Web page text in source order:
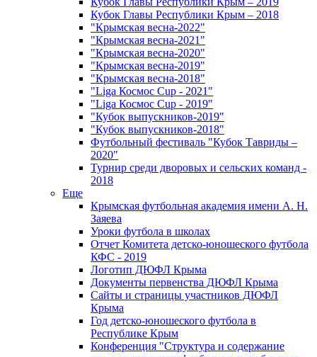
Кубок Главы Республики Крым – 2018
"Крымская весна-2022"
"Крымская весна-2021"
"Крымская весна-2020"
"Крымская весна-2019"
"Крымская весна-2018"
"Liga Космос Cup - 2021"
"Liga Космос Cup - 2019"
"Кубок выпускников-2019"
"Кубок выпускников-2018"
Футбольный фестиваль "Кубок Тавриды –
2020"
Турнир среди дворовых и сельских команд -
2018
Еще
Крымская футбольная академия имени А. Н.
Заяева
Уроки футбола в школах
Отчет Комитета детско-юношеского футбола
КФС - 2019
Логотип ДЮФЛ Крыма
Документы первенства ДЮФЛ Крыма
Сайты и страницы участников ДЮФЛ
Крыма
Год детско-юношеского футбола в
Республике Крым
Конференция "Структура и содержание